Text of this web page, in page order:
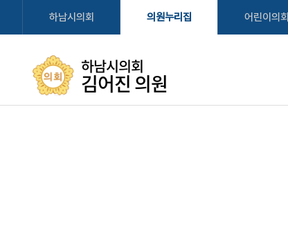
하남시의회
김어진 의원
하남시의회 의원누리집 어린이의회